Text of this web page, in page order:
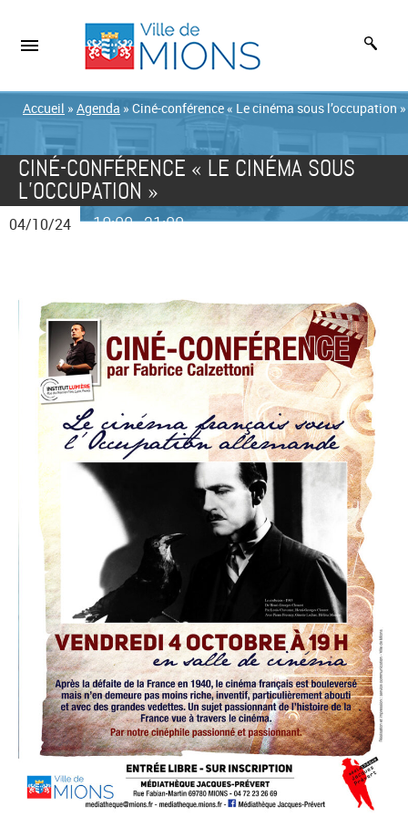
Accueil » Agenda » Ciné-conférence « Le cinéma sous l’occupation »
CINÉ-CONFÉRENCE « LE CINÉMA SOUS
L’OCCUPATION »
04/10/24 19:00-21:00